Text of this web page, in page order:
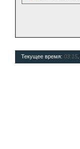
Текущее время: 03:15